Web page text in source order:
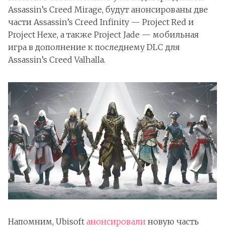
Assassin’s Creed Mirage, будут анонсированы две
части Assassin’s Creed Infinity — Project Red и
Project Hexe, а также Project Jade — мобильная
игра в дополнение к последнему DLC для
Assassin’s Creed Valhalla.
Напомним, Ubisoft анонсировали новую часть